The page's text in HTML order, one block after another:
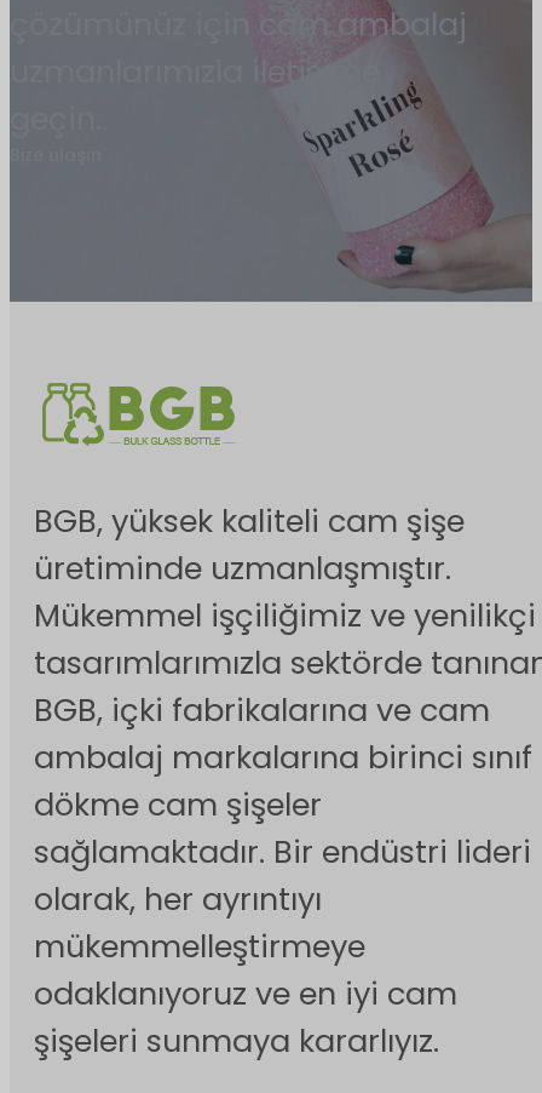
çözümünüz için cam ambalaj
uzmanlarımızla iletişime
BGB, yüksek kaliteli cam şişe
üretiminde uzmanlaşmıştır.
Mükemmel işçiliğimiz ve yenilikçi
tasarımlarımızla sektörde
BGB, içki fabrikalarına ve cam
ambalaj markalarına birinci sınıf
dökme cam şişeler
sağlamaktadır. Bir endüstri lideri
olarak, her ayrıntıyı
mükemmelleştirmeye
odaklanıyoruz ve en iyi cam
şişeleri sunmaya kararlıyız.